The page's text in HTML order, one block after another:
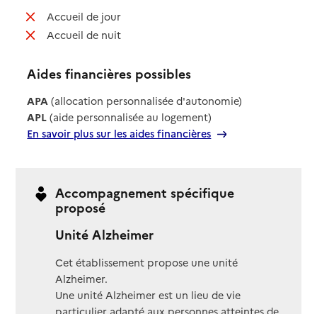
Accueil de jour: non disponible
Accueil de nuit: non disponible
Aides financières possibles
APA (allocation personnalisée d'autonomie)
APL (aide personnalisée au logement)
En savoir plus sur les aides financières
Accompagnement spécifique
proposé
Unité Alzheimer
Cet établissement propose une unité
Alzheimer.
Une unité Alzheimer est un lieu de vie